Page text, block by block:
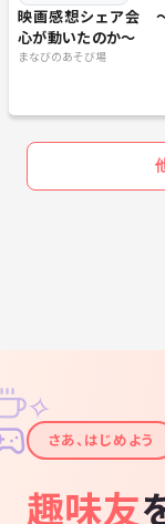
映画感想シェア会
心が動いたのか〜
まなびのあそび場
✦
✧
さあ、はじめよう
趣味友